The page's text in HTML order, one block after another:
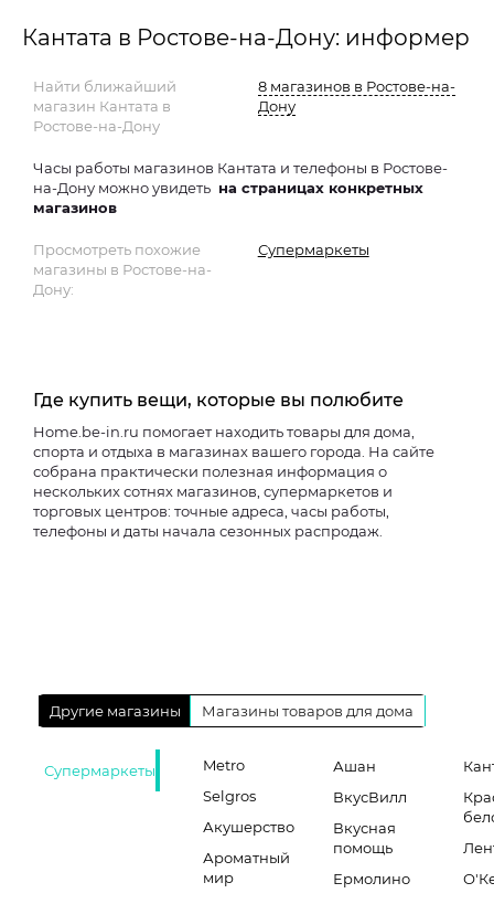
Кантата в Ростове-на-Дону: информер
Найти ближайший
магазин Кантата в
Ростове-на-Дону
8 магазинов в Ростове-на-
Дону
Часы работы магазинов Кантата и телефоны в Ростове-
на-Дону можно увидеть на страницах конкретных
магазинов
Просмотреть похожие
магазины в Ростове-на-
Дону:
Супермаркеты
Где купить вещи, которые вы полюбите
Home.be-in.ru помогает находить товары для дома,
спорта и отдыха в магазинах вашего города. На сайте
собрана практически полезная информация о
нескольких сотнях магазинов, супермаркетов и
торговых центров: точные адреса, часы работы,
телефоны и даты начала сезонных распродаж.
Другие магазины Магазины товаров для дома
Супермаркеты
Metro
Selgros
Акушерство
Ароматный
мир
Ашан
ВкусВилл
Вкусная
помощь
Ермолино